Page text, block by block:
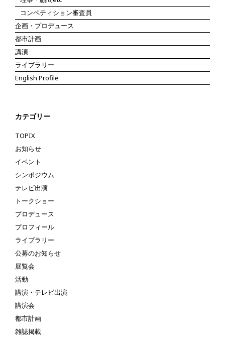
コンペティション審査員
企画・プロデュース
都市計画
講演
ライブラリー
English Profile
カテゴリー
TOPIX
お知らせ
イベント
シンポジウム
テレビ出演
トークショー
プロデュース
プロフィール
ライブラリー
公募のお知らせ
展覧会
活動
講演・テレビ出演
講演会
都市計画
雑誌掲載